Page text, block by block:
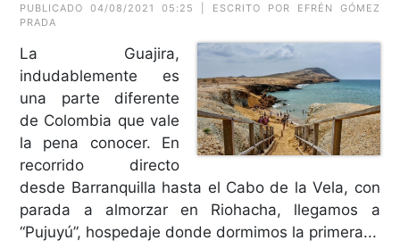
PUBLICADO 04/08/2021 05:25 | ESCRITO POR EFRÉN GÓMEZ
PRADA
La Guajira,
indudablemente es
una parte diferente
de Colombia que vale
la pena conocer. En
recorrido directo
desde Barranquilla hasta el Cabo de la Vela, con
parada a almorzar en Riohacha, llegamos a
“Pujuyú”, hospedaje donde dormimos la primera...